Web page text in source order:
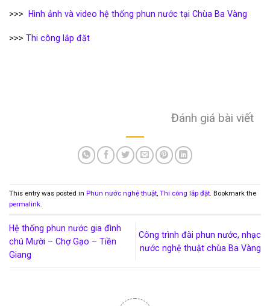
>>> Hình ảnh và video hệ thống phun nước tại Chùa Ba Vàng
>>> Thi công lắp đặt
Đánh giá bài viết
This entry was posted in Phun nước nghệ thuật, Thi công lắp đặt. Bookmark the
permalink.
Hệ thống phun nước gia đình
chú Mười – Chợ Gạo – Tiền
Giang
Công trình đài phun nước, nhạc
nước nghệ thuật chùa Ba Vàng